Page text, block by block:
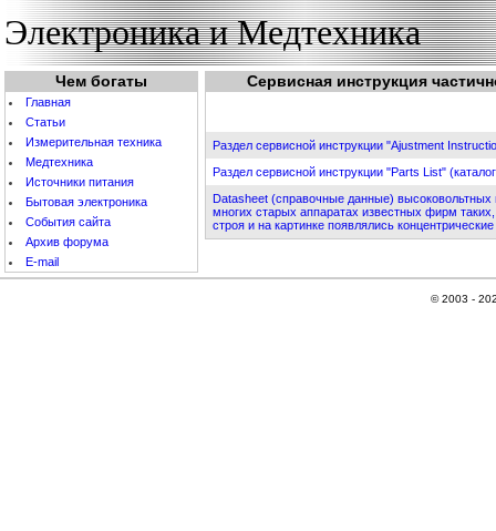
Электроника и Медтехника
Чем богаты
Главная
Статьи
Измерительная техника
Медтехника
Источники питания
Бытовая электроника
События cайта
Архив форума
E-mail
Сервисная инструкция
Раздел сервисной инструкции "Ajustment
Раздел сервисной инструкции "Parts List"
Datasheet (справочные данные)
многих старых аппаратах известных фирм
строя и на картинке появлялись
© 2003 -